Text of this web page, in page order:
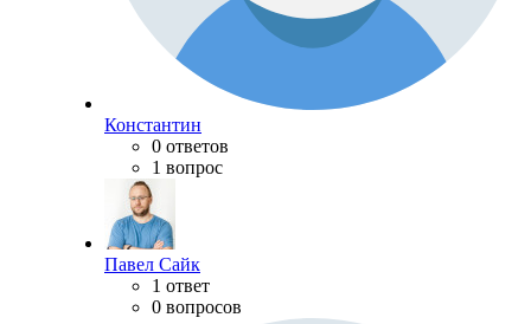
Константин
0 ответов
1 вопрос
Павел Сайк
1 ответ
0 вопросов